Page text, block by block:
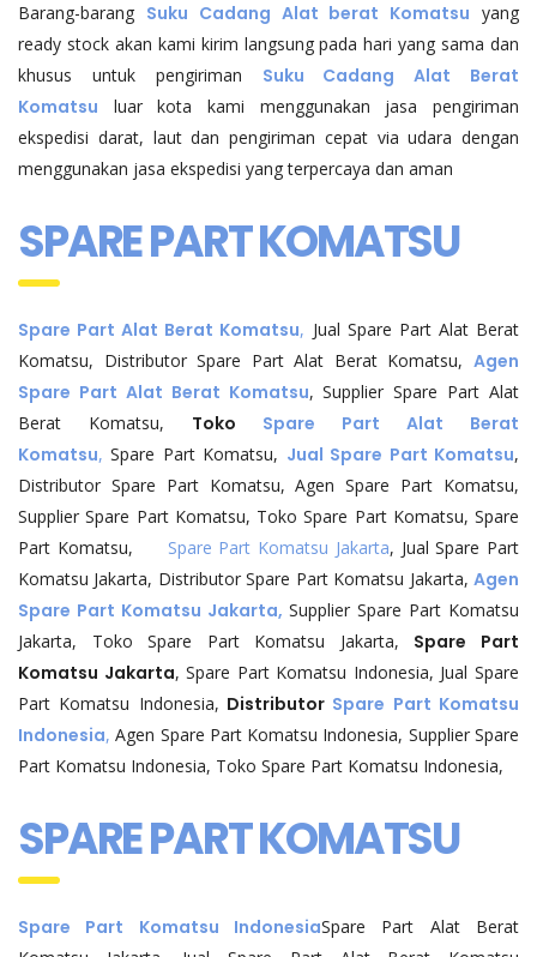
Barang-barang Suku Cadang Alat berat Komatsu yang
ready stock akan kami kirim langsung pada hari yang sama dan
khusus untuk pengiriman Suku Cadang Alat Berat
Komatsu luar kota kami menggunakan jasa pengiriman
ekspedisi darat, laut dan pengiriman cepat via udara dengan
menggunakan jasa ekspedisi yang terpercaya dan aman
SPARE PART KOMATSU
Spare Part Alat Berat Komatsu, Jual Spare Part Alat Berat
Komatsu, Distributor Spare Part Alat Berat Komatsu, Agen
Spare Part Alat Berat Komatsu, Supplier Spare Part Alat
Berat Komatsu, Toko Spare Part Alat Berat
Komatsu, Spare Part Komatsu, Jual Spare Part Komatsu,
Distributor Spare Part Komatsu, Agen Spare Part Komatsu,
Supplier Spare Part Komatsu, Toko Spare Part Komatsu, Spare
Part Komatsu, Spare Part Komatsu Jakarta, Jual Spare Part
Komatsu Jakarta, Distributor Spare Part Komatsu Jakarta, Agen
Spare Part Komatsu Jakarta, Supplier Spare Part Komatsu
Jakarta, Toko Spare Part Komatsu Jakarta, Spare Part
Komatsu Jakarta, Spare Part Komatsu Indonesia, Jual Spare
Part Komatsu Indonesia, Distributor Spare Part Komatsu
Indonesia, Agen Spare Part Komatsu Indonesia, Supplier Spare
Part Komatsu Indonesia, Toko Spare Part Komatsu Indonesia,
SPARE PART KOMATSU
Spare Part Komatsu IndonesiaSpare Part Alat Berat